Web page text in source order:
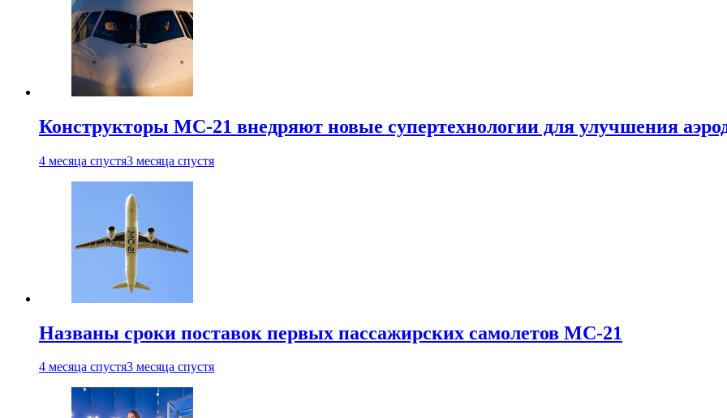
Конструкторы МС-21 внедряют новые супертехнологии для улучшения
4 месяца спустя3 месяца спустя
Названы сроки поставок первых пассажирских самолетов МС-21
4 месяца спустя3 месяца спустя